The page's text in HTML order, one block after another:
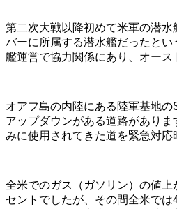
第二次大戦以降初めて米軍の潜
バーに所属する潜水艦だったと
艦運営で協力関係にあり、オース
オアフ島の内陸にある陸軍基地
アップダウンがある道路があり
みに使用されてきた道を緊急対応
全米でのガス（ガソリン）の値
セントでしたが、その間全米で